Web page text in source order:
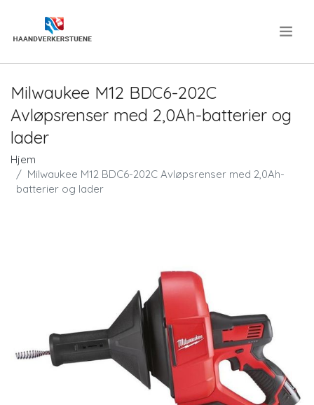
Milwaukee M12 BDC6-202C
Avløpsrenser med 2,0Ah-batterier og
lader
Hjem
Milwaukee M12 BDC6-202C Avløpsrenser med 2,0Ah-
batterier og lader